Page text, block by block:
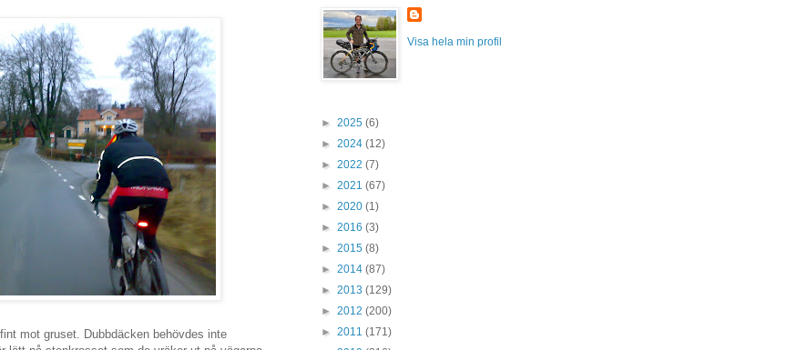
mot gruset. Dubbdäcken behövdes inte
Visa hela min profil
► 2025 (6)
► 2024 (12)
► 2022 (7)
► 2021 (67)
► 2020 (1)
► 2016 (3)
► 2015 (8)
► 2014 (87)
► 2013 (129)
► 2012 (200)
► 2011 (171)